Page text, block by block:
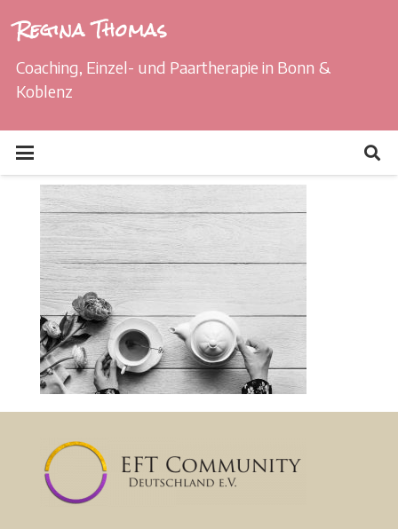
Regina Thomas
Coaching, Einzel- und Paartherapie in Bonn &
Koblenz